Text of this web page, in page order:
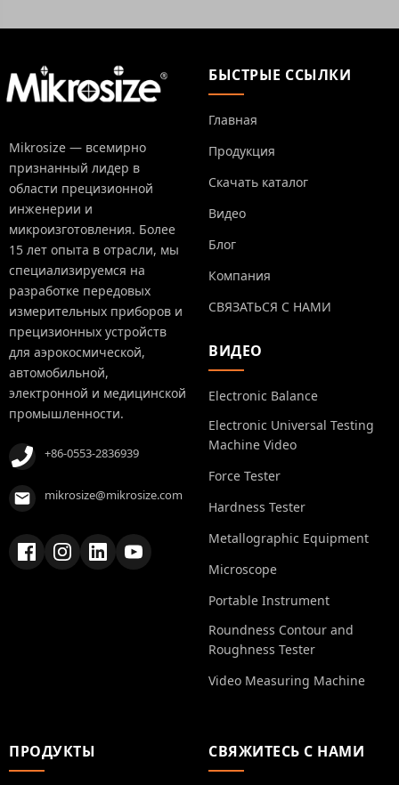
Mikrosize — всемирно
признанный лидер в
области прецизионной
инженерии и
микроизготовления. Более
15 лет опыта в отрасли, мы
специализируемся на
разработке передовых
измерительных приборов и
прецизионных устройств
для аэрокосмической,
автомобильной,
электронной и медицинской
промышленности.
+86-0553-2836939
mikrosize@mikrosize.com
БЫСТРЫЕ ССЫЛКИ
Главная
Продукция
Скачать каталог
Видео
Блог
Компания
СВЯЗАТЬСЯ С НАМИ
ВИДЕО
Electronic Balance
Electronic Universal Testing
Machine Video
Force Tester
Hardness Tester
Metallographic Equipment
Microscope
Portable Instrument
Roundness Contour and
Roughness Tester
Video Measuring Machine
ПРОДУКТЫ СВЯЖИТЕСЬ С НАМИ